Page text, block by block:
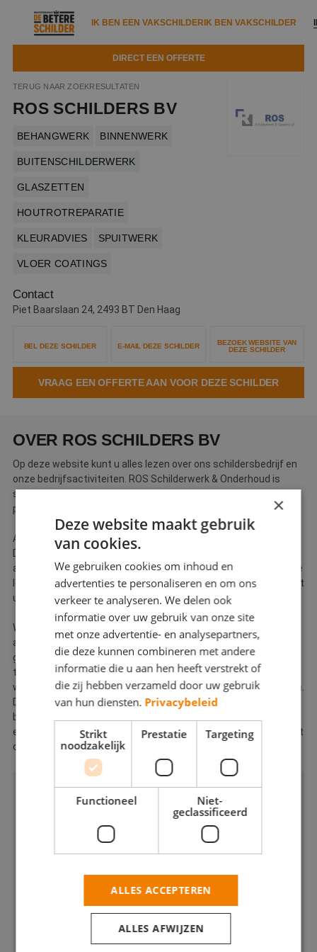
IK BEN EEN VAKSCHILDERIK BEN VAKSCHILDER
DIRECT EEN OFFERTE
IK BEN EEN VAKSCHILDER
Documenten
Trainingen
Partners
Infopakket
Verfspuitbedrijf?
IK ZOEK EEN VAKSCHILDERVAKSCHILDER ZOEKEN
Tips
Garantie
Service
Binnenschilderwerk
DIRECT EEN OFFERTE
Nieuws & blog
Vacatures
Veelgestelde vragen
TERUG NAAR ZOEKRESULTATEN
ROS SCHILDERS BV
BEHANGWERK BINNENWERK
BUITENSCHILDERWERK
GLASZETTEN
HOUTROTREPARATIE
KLEURADVIES SPUITWERK
VLOER COATINGS
Contact
Piet Baarslaan 24, 2493 BT Den Haag
BEL DEZE SCHILDER E-MAIL DEZE SCHILDER
BEZOEK WEBSITE VAN
DEZE SCHILDER
VRAAG EEN OFFERTE AAN VOOR DEZE SCHILDER
OVER ROS SCHILDERS BV
Op deze website kunt u alles lezen over ons schildersbedrijf en
onze bedrijfsactiviteiten. ROS Schilderwerk & Onderhoud is
specialist in schilder- en renovatiewerken voor zowel de
particuliere als zakelijke markt.
Al meer dan 40 jaar is ons personeel actief in het schildersvak.
Door deze ervaring zijn wij in staat om op een professionele en
adequate wijze werk van hoogstaande en duurzame kwaliteit te
leveren. De leidraad is dat onze klant tevreden moet zijn. Zo kunt
u volop genieten van uw geschilderde woning of bedrijfspand.
Wij geven onze klanten graag een inzage in ons vakmanschap
als schilder. We informeren u via deze weg of via een aanvullend
gesprek graag over onze organisatie, diensten en het
totaalonderhoud concept. Wij willen graag inspelen op uw
wensen door een luisterend oor te hebben en adviezen te geven.
Dat kan alleen als wij de tijd voor u nemen. Heeft u na het
bezoeken van deze site nog vragen of opmerkingen, of wilt u
een offerte aanvragen? Dan kunt u altijd vrijblijvend contact met
ons opnemen
×
Deze website maakt gebruik
van cookies.
We gebruiken cookies om inhoud en
advertenties te personaliseren en om ons
verkeer te analyseren. We delen ook
informatie over uw gebruik van onze site
met onze advertentie- en analysepartners,
die deze kunnen combineren met andere
informatie die u aan hen heeft verstrekt of
die zij hebben verzameld door uw gebruik
van hun diensten. Privacybeleid
Strikt
noodzakelijk
Prestatie Targeting
Functioneel
Niet-
geclassificeerd
ALLES ACCEPTEREN
ALLES AFWIJZEN